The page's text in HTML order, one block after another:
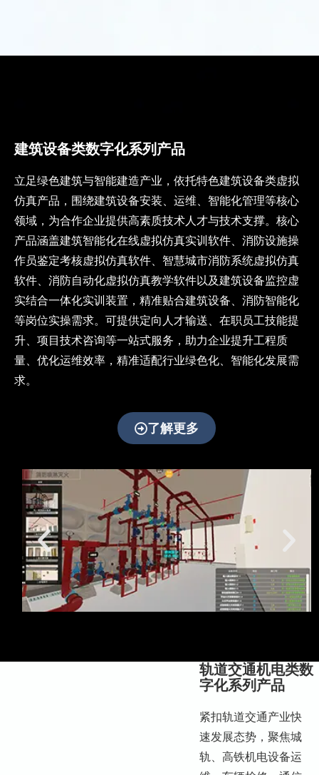
为数
字教
育提
供沉
浸式
教学
解决
方
案，
助力
教育
数字
化转
型与
智能
化升
建筑设备类数字化系列产品
立足绿色建筑与智能建造产业，依托特色建筑设备类虚拟
仿真产品，围绕建筑设备安装、运维、智能化管理等核心
领域，为合作企业提供高素质技术人才与技术支撑。核心
产品涵盖建筑智能化在线虚拟仿真实训软件、消防设施操
作员鉴定考核虚拟仿真软件、智慧城市消防系统虚拟仿真
软件、消防自动化虚拟仿真教学软件以及建筑设备监控虚
实结合一体化实训装置，精准贴合建筑设备、消防智能化
等岗位实操需求。可提供定向人才输送、在职员工技能提
升、项目技术咨询等一站式服务，助力企业提升工程质
量、优化运维效率，精准适配行业绿色化、智能化发展需
求。
了解更多
轨道交通机电类数
字化系列产品
紧扣轨道交通产业快
速发展态势，聚焦城
轨、高铁机电设备运